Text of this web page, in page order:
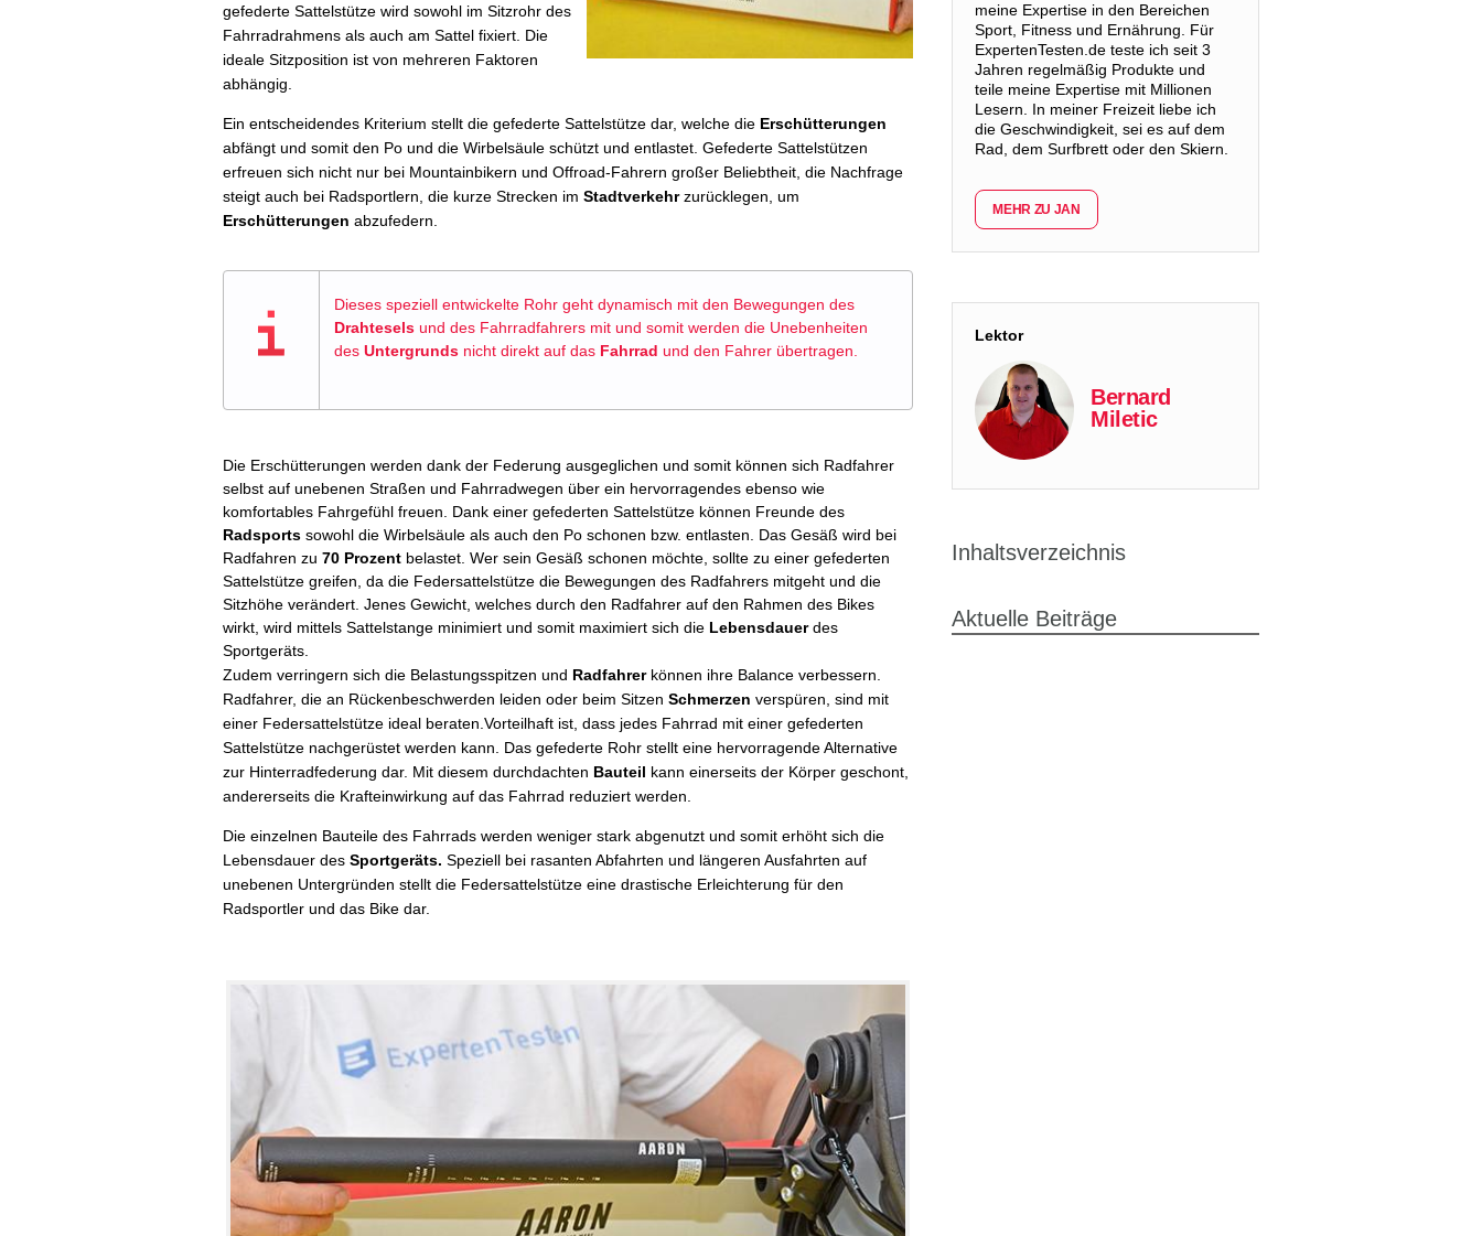
gefederte Sattelstütze wird sowohl im Sitzrohr des
Fahrradrahmens als auch am Sattel fixiert. Die
ideale Sitzposition ist von mehreren Faktoren
abhängig.
Ein entscheidendes Kriterium stellt die gefederte Sattelstütze dar, welche die Erschütterungen
abfängt und somit den Po und die Wirbelsäule schützt und entlastet. Gefederte Sattelstützen
erfreuen sich nicht nur bei Mountainbikern und Offroad-Fahrern großer Beliebtheit, die Nachfrage
steigt auch bei Radsportlern, die kurze Strecken im Stadtverkehrzurücklegen, um
Erschütterungen abzufedern.
Dieses speziell entwickelte Rohr geht dynamisch mit den Bewegungen des
Drahtesels und des Fahrradfahrers mit und somit werden die Unebenheiten
des Untergrunds nicht direkt auf das Fahrrad und den Fahrer übertragen.
Die Erschütterungen werden dank der Federung ausgeglichen und somit können sich Radfahrer
selbst auf unebenen Straßen und Fahrradwegen über ein hervorragendes ebenso wie
komfortables Fahrgefühl freuen. Dank einer gefederten Sattelstütze können Freunde des
Radsports sowohl die Wirbelsäule als auch den Po schonen bzw. entlasten. Das Gesäß wird bei
Radfahren zu 70 Prozent belastet. Wer sein Gesäß schonen möchte, sollte zu einer gefederten
Sattelstütze greifen, da die Federsattelstütze die Bewegungen des Radfahrers mitgeht und die
Sitzhöhe verändert. Jenes Gewicht, welches durch den Radfahrer auf den Rahmen des Bikes
wirkt, wird mittels Sattelstange minimiert und somit maximiert sich die Lebensdauerdes
Sportgeräts.
Zudem verringern sich die Belastungsspitzen und Radfahrerkönnen ihre Balance verbessern.
Radfahrer, die an Rückenbeschwerden leiden oder beim Sitzen Schmerzen verspüren, sind mit
einer Federsattelstütze ideal beraten.Vorteilhaft ist, dass jedes Fahrrad mit einer gefederten
Sattelstütze nachgerüstet werden kann. Das gefederte Rohr stellt eine hervorragende Alternative
zur Hinterradfederung dar. Mit diesem durchdachten Bauteil kann einerseits der Körper geschont,
andererseits die Krafteinwirkung auf das Fahrrad reduziert werden.
Die einzelnen Bauteile des Fahrrads werden weniger stark abgenutzt und somit erhöht sich die
Lebensdauer des Sportgeräts. Speziell bei rasanten Abfahrten und längeren Ausfahrten auf
unebenen Untergründen stellt die Federsattelstütze eine drastische Erleichterung für den
Radsportler und das Bike dar.
meine Expertise in den Bereichen
Sport, Fitness und Ernährung. Für
ExpertenTesten.de teste ich seit 3
Jahren regelmäßig Produkte und
teile meine Expertise mit Millionen
Lesern. In meiner Freizeit liebe ich
die Geschwindigkeit, sei es auf dem
Rad, dem Surfbrett oder den Skiern.
MEHR ZU JAN
Lektor
Bernard
Miletic
Inhaltsverzeichnis
Aktuelle Beiträge